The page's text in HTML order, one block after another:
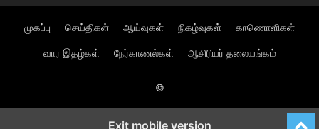
முகப்பு செய்திகள் ஆய்வுகள் நிகழ்வுகள் காணொளிகள்
வார இதழ்கள் நேர்காணல்கள் ஆசிரியர் தலையங்கம்
©
Exit mobile version